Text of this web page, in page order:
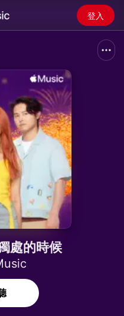
登入
處的時候